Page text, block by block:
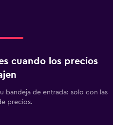
cuando los precios
bandeja de entrada: solo con las
precios.